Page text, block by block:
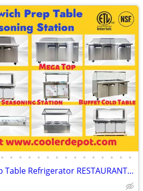
• • • • • • • • • • • • • • •
Salad Sandwich Prep Table Refrigerator RESTAURANT EQUIPMENT